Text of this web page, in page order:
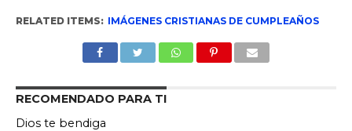
RELATED ITEMS: IMÁGENES CRISTIANAS DE CUMPLEAÑOS
RECOMENDADO PARA TI
Dios te bendiga